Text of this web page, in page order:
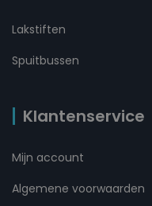
Lakstiften
Spuitbussen
Klantenservice
Mijn account
Algemene voorwaarden